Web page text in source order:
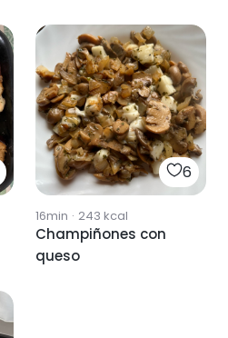
6
16min · 243 kcal
Champiñones con
queso